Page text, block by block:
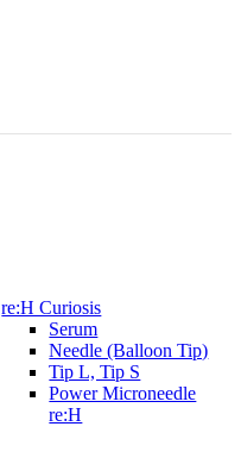
re:H Curiosis
Serum
Needle (Balloon Tip)
Tip L, Tip S
Power Microneedle
re:H